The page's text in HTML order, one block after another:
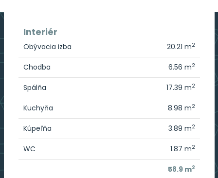
Interiér
Obývacia izba 20.21 m2
Chodba 6.56 m2
Spálňa 17.39 m2
Kuchyňa 8.98 m2
Kúpeľňa 3.89 m2
WC 1.87 m2
58.9 m2